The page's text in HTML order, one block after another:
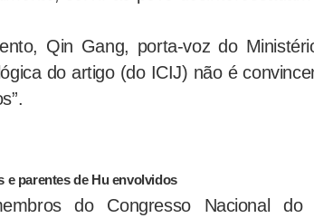
Qin Gang, porta-voz do
do artigo (do ICIJ) não é
e parentes de Hu envolvidos
do Congresso Nacional do